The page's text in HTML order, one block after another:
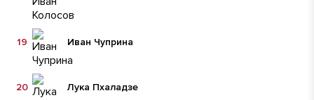
Иван Чуприна
19
Лука Пхаладзе
20